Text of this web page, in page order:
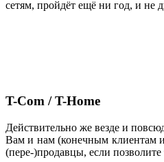
сетям, пройдёт ещё ни год, и не
T-Com / T-Home
Действительно же везде и
Вам и нам (конечным клиентам
(пере-)продавцы, если позволите